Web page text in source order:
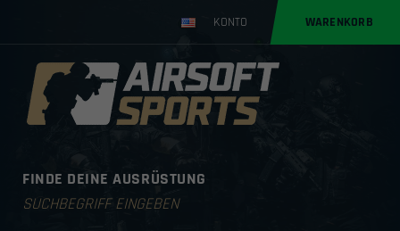
KONTO WARENKORB
FINDE DEINE AUSRÜSTUNG
Products